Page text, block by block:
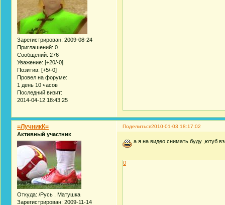
Зарегистрирован: 2009-08-24
Приглашений: 0
Сообщений: 276
Уважение: [+20/-0]
Позитив: [+5/-0]
Провел на форуме:
1 день 10 часов
Последний визит:
2014-04-12 18:43:25
Поделиться2010-01-03 18:17:02
=ЛучникК=
Активный участник
Откуда: /Русь , Матушка
Зарегистрирован: 2009-11-14
а я на видео снимать буду ,ютуб
0